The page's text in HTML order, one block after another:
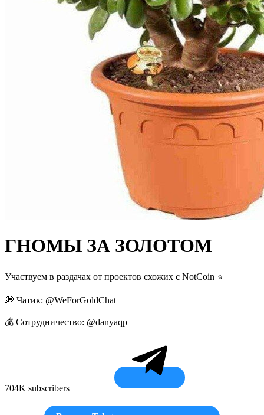
ГНОМЫ ЗА ЗОЛОТОМ
Участвуем в раздачах от проектов схожих с NotCoin ⭐
💭 Чатик: @WeForGoldChat
💰 Сотрудничество: @danyaqp
704K subscribers